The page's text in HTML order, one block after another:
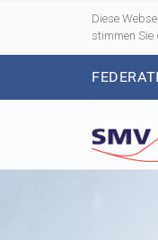
Diese
stimmen Sie